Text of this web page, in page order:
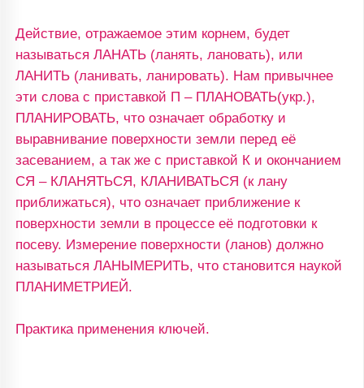
Действие, отражаемое этим корнем, будет
называться ЛАНАТЬ (ланять, лановать), или
ЛАНИТЬ (ланивать, ланировать). Нам привычнее
эти слова с приставкой П – ПЛАНОВАТЬ(укр.),
ПЛАНИРОВАТЬ, что означает обработку и
выравнивание поверхности земли перед её
засеванием, а так же с приставкой К и окончанием
СЯ – КЛАНЯТЬСЯ, КЛАНИВАТЬСЯ (к лану
приближаться), что означает приближение к
поверхности земли в процессе её подготовки к
посеву. Измерение поверхности (ланов) должно
называться ЛАНЫМЕРИТЬ, что становится наукой
ПЛАНИМЕТРИЕЙ.
Практика применения ключей.